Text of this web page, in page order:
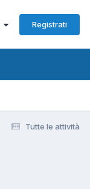
Registrati
Tutte le attività